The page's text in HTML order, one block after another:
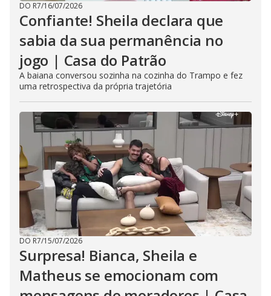
DO R7/16/07/2026
Confiante! Sheila declara que
sabia da sua permanência no
jogo | Casa do Patrão
A baiana conversou sozinha na cozinha do Trampo e fez
uma retrospectiva da própria trajetória
DO R7/15/07/2026
Surpresa! Bianca, Sheila e
Matheus se emocionam com